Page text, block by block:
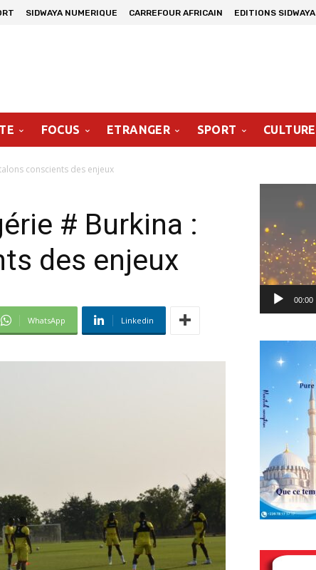
SIDWAYA NUMERIQUE CARREFOUR AFRICAIN EDITIONS SIDWAYA
FOCUS ETRANGER SPORT CULTURE
conscients des enjeux
# Burkina :
des enjeux
WhatsApp Linkedin
00:00